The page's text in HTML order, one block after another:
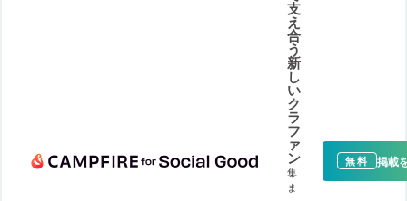
支
え
合
う
新
し
い
ク
ラ
フ
ァ
ン
集
ま
無料 掲載